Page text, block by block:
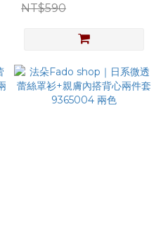
NT$590